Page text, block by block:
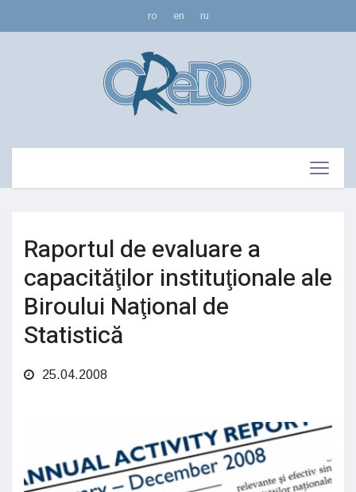
ro en ru
Raportul de evaluare a
capacităţilor instituţionale ale
Biroului Naţional de
Statistică
25.04.2008